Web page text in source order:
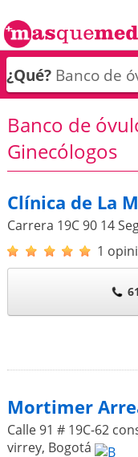
¿Qué?
Banco de
Ginecólogos
Clínica de La
Carrera 19C 90 14
1
Mortimer
Calle 91 # 19C-62
virrey, Bogotá